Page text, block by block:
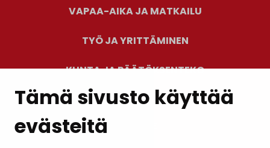
Tämä sivusto käyttää
evästeitä
VAPAA-AIKA JA MATKAILU
TYÖ JA YRITTÄMINEN
KUNTA JA PÄÄTÖKSENTEKO